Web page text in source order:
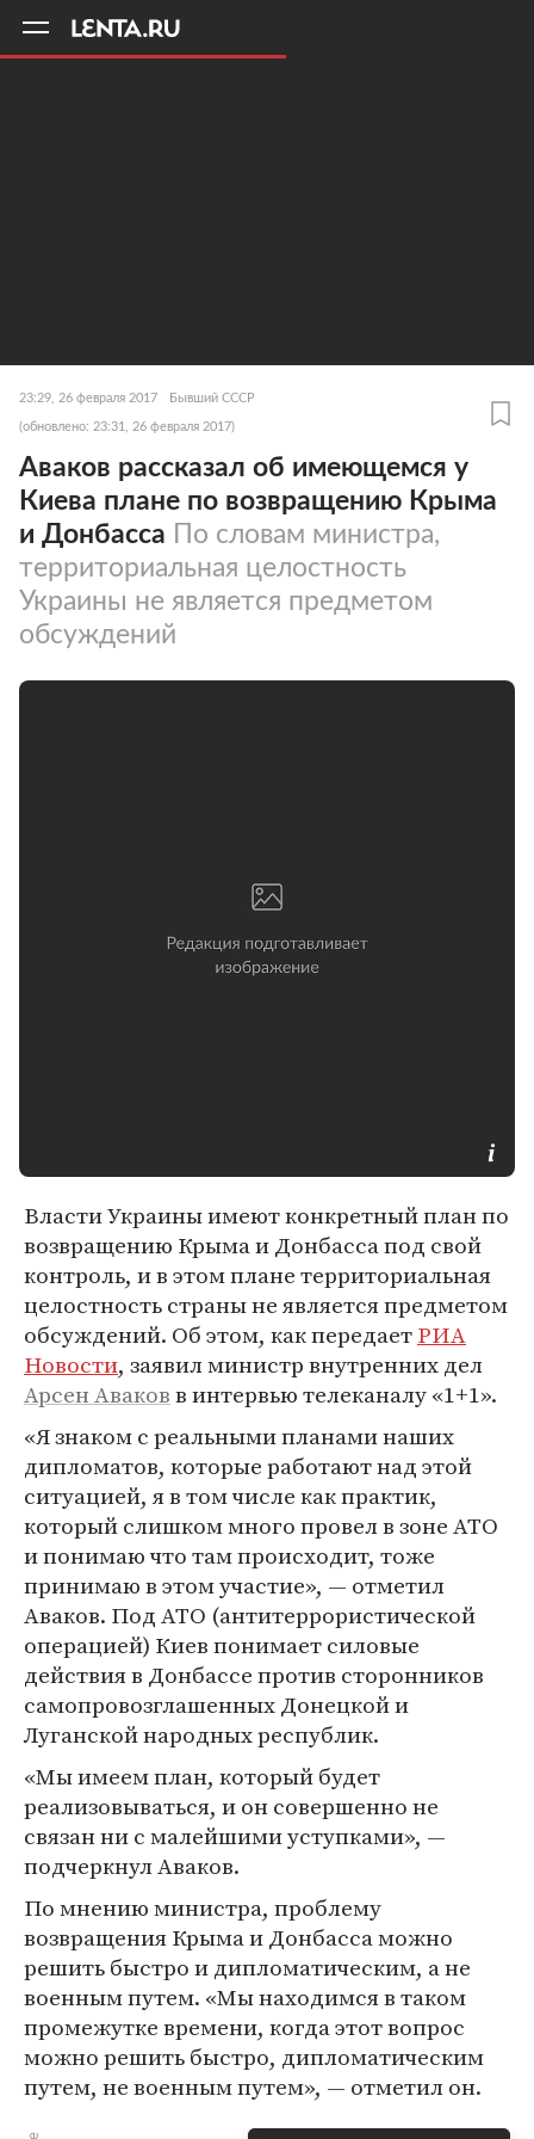
23:29, 26 февраля 2017 Бывший СССР
(обновлено: 23:31, 26 февраля 2017)
Аваков рассказал об имеющемся у
Киева плане по возвращению Крыма
и Донбасса По словам министра,
территориальная целостность
Украины не является предметом
обсуждений
Власти Украины имеют конкретный план по
возвращению Крыма и Донбасса под свой
контроль, и в этом плане территориальная
целостность страны не является предметом
обсуждений. Об этом, как передаетРИА
Новости, заявил министр внутренних дел
Арсен Аваковв интервью телеканалу «1+1».
«Я знаком с реальными планами наших
дипломатов, которые работают над этой
ситуацией, я в том числе как практик,
который слишком много провел в зоне АТО
и понимаю что там происходит, тоже
принимаю в этом участие», — отметил
Аваков. Под АТО (антитеррористической
операцией) Киев понимает силовые
действия в Донбассе против сторонников
самопровозглашенных Донецкой и
Луганской народных республик.
«Мы имеем план, который будет
реализовываться, и он совершенно не
связан ни с малейшими уступками», —
подчеркнул Аваков.
По мнению министра, проблему
возвращения Крыма и Донбасса можно
решить быстро и дипломатическим, а не
военным путем. «Мы находимся в таком
промежутке времени, когда этот вопрос
можно решить быстро, дипломатическим
путем, не военным путем», — отметил он.